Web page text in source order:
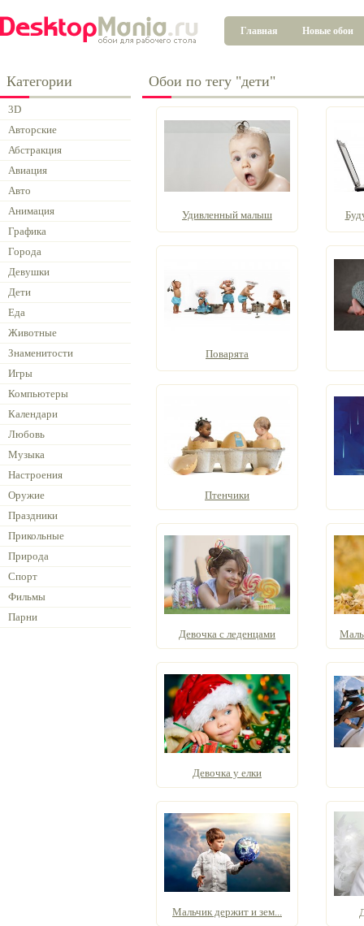
Главная Новые обои
Категории
3D
Авторские
Абстракция
Авиация
Авто
Анимация
Графика
Города
Девушки
Дети
Еда
Животные
Знаменитости
Игры
Компьютеры
Календари
Любовь
Музыка
Настроения
Оружие
Праздники
Прикольные
Природа
Спорт
Фильмы
Парни
Обои по тегу "дети"
Удивленный малыш
Поварята
Птенчики
Девочка с леденцами
Девочка у елки
Мальчик держит и зем...